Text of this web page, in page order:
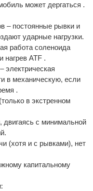
может дергаться .
– постоянные рывки и
ударные нагрузки.
работа соленоида
нагрев ATF .
электрическая
в механическую, если
.
в экстренном
двигаясь с минимальной
(хотя и с рывками), нет
капитальному